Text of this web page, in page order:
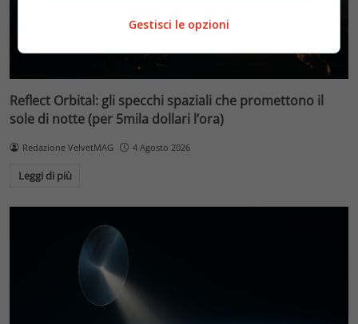
Reflect Orbital: gli specchi spaziali che promettono il
sole di notte (per 5mila dollari l’ora)
Redazione VelvetMAG 4 Agosto 2026
Leggi di più
Gestisci le opzioni